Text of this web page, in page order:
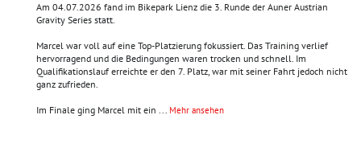
Am 04.07.2026 fand im Bikepark Lienz die 3. Runde der Auner Austrian
Gravity Series statt.
Marcel war voll auf eine Top-Platzierung fokussiert. Das Training verlief
hervorragend und die Bedingungen waren trocken und schnell. Im
Qualifikationslauf erreichte er den 7. Platz, war mit seiner Fahrt jedoch nicht
ganz zufrieden.
Im Finale ging Marcel mit ein ... Mehr ansehen